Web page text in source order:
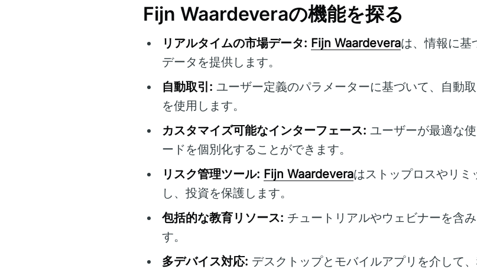
Fijn Waardeveraの機能を探る
リアルタイムの市場データ: Fijn Waardeveraは、情報に基
データを提供します。
自動取引: ユーザー定義のパラメーターに基づいて、自動
を使用します。
カスタマイズ可能なインターフェース: ユーザーが最適な
ードを個別化することができます。
リスク管理ツール: Fijn Waardeveraはストップロスやリ
し、投資を保護します。
包括的な教育リソース: チュートリアルやウェビナーを含
す。
多デバイス対応: デスクトップとモバイルアプリを介して